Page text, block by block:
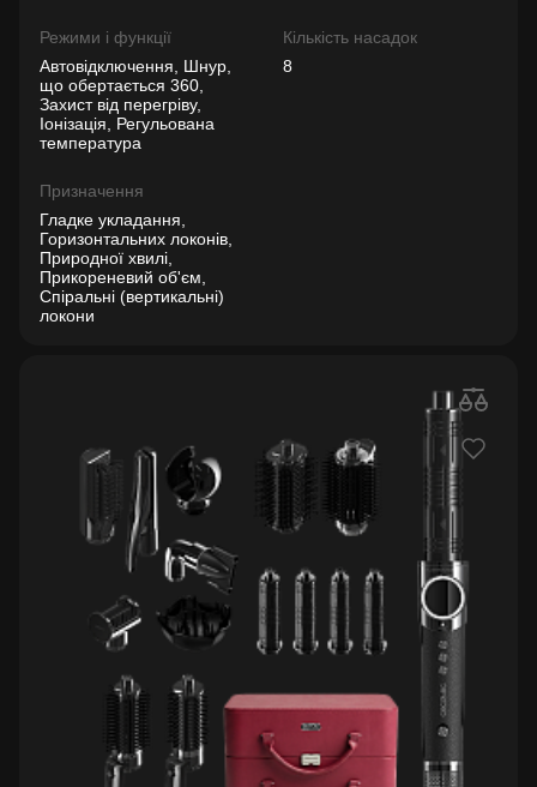
Режими і функції
Автовідключення, Шнур,
що обертається 360,
Захист від перегріву,
Іонізація, Регульована
температура
Кількість насадок
8
Призначення
Гладке укладання,
Горизонтальних локонів,
Природної хвилі,
Прикореневий об'єм,
Спіральні (вертикальні)
локони